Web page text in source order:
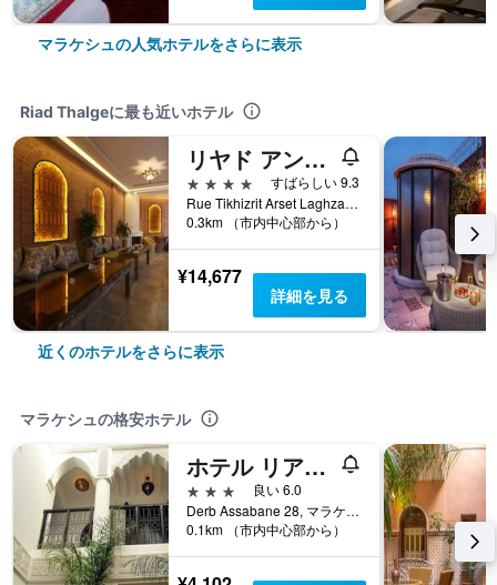
マラケシュの人気ホテルをさらに表示
Riad Thalgeに最も近いホテル
リヤド アンダラ スパ
4つ星
すばらしい 9.3
Rue Tikhizrit Arset Laghzail, マラケシュ, モロッコ
0.3km （市内中心部から）
¥14,677
詳細を見る
近くのホテルをさらに表示
マラケシュの格安ホテル
ホテル リアド ハンナ
3つ星
良い 6.0
Derb Assabane 28, マラケシュ, モロッコ
0.1km （市内中心部から）